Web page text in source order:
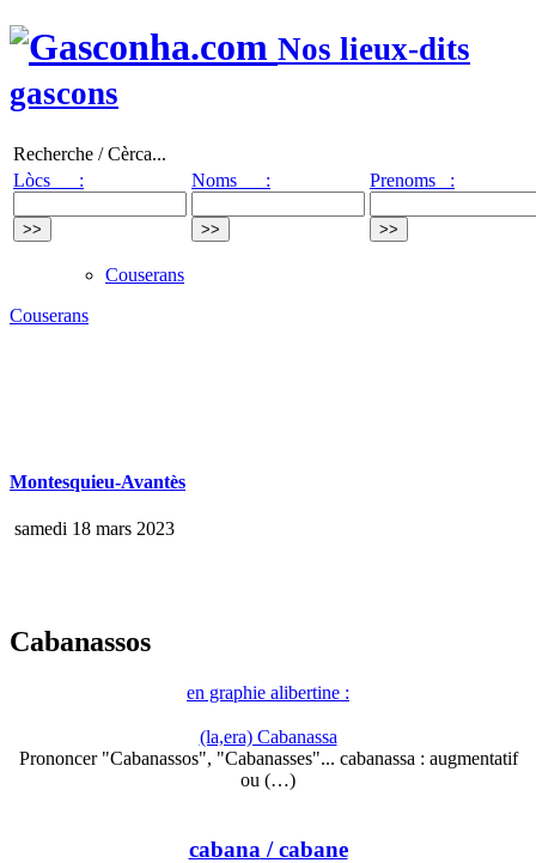
Nos lieux-dits
gascons
Recherche / Cèrca...
Lòcs :
Noms : Prenoms :
Couserans
Couserans
Montesquieu-Avantès
samedi 18 mars 2023
Cabanassos
en graphie alibertine :
(la,era) Cabanassa
Prononcer "Cabanassos", "Cabanasses"... cabanassa : augmentatif
ou (…)
cabana / cabane